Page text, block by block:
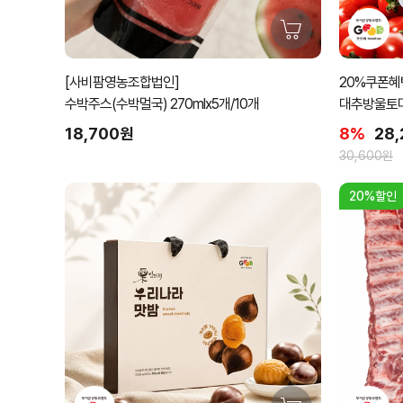
[사비팜영농조합법인]
수박주스(수박멀국) 270mlx5개/10개
18,700원
20%쿠폰
대추방울토
8%
30,600원
20%할인